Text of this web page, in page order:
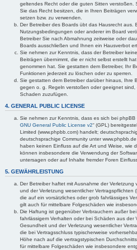
geltendes Recht oder die guten Sitten verstoßen.
Sie das Recht besitzen, die in Ihren Beiträgen
setzen bzw. zu verwenden.
Der Betreiber des Boards übt das Hausrecht aus.
Nutzungsbedingungen oder anderer im Board
Betreiber Sie nach Abmahnung zeitweise oder
Boards ausschließen und Ihnen ein Hausverbot
Sie nehmen zur Kenntnis, dass der Betreiber
Beiträgen übernimmt, die er nicht selbst erstellt
genommen hat. Sie gestatten dem Betreiber, Ihr
Funktionen jederzeit zu löschen oder zu sperren.
Sie gestatten dem Betreiber darüber hinaus, Ihre
gegen o. g. Regeln verstoßen oder geeignet sind,
Schaden zuzufügen.
4. GENERAL PUBLIC LICENSE
Sie nehmen zur Kenntnis, dass es sich bei phpBB
GNU General Public License v2“ (GPL)
Limited (www.phpbb.com) handelt;
deutschsprachige Community unter
haben keinen Einfluss auf die Art und Weise, wie
können insbesondere die Verwendung der
untersagen oder auf Inhalte fremder Foren
5. GEWÄHRLEISTUNG
Der Betreiber haftet mit Ausnahme der
und der Verletzung wesentlicher Vertragspflichten
die auf ein vorsätzliches oder grob fahrlässiges
gilt auch für mittelbare Folgeschäden wie
Die Haftung ist gegenüber Verbrauchern außer
fahrlässigem Verhalten oder bei Schäden aus der
Gesundheit und der Verletzung wesentlicher
die bei Vertragsschluss typischerweise
Höhe nach auf die vertragstypischen
für mittelbare Folgeschäden wie insbesondere